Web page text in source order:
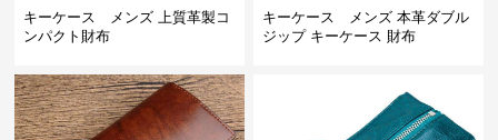
キーケース メンズ 上質革製コ
ンパクト財布
キーケース メンズ 本革ダブル
ジップ キーケース 財布